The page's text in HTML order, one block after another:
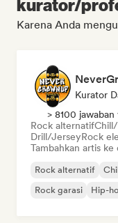
kurator/
Karena Anda
Kurator
> 8100
Rock alternatif
Drill/JerseyRock
Tambahkan artis
Rock alternatif
Rock garasi
Hip-